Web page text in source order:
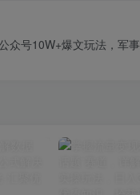
众号10W+爆文玩法，军